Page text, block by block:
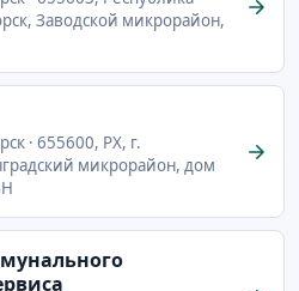
Заводской микрорайон,
· 655600, РХ, г.
микрорайон, дом